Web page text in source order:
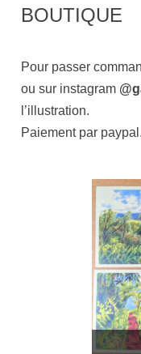
BOUTIQUE
Pour passer
ou sur instagram
l’illustration.
Paiement par paypal.